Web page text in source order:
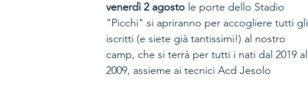
venerdì 2 agosto le porte dello Stadio
"Picchi" si apriranno per accogliere tutti gli
iscritti (e siete già tantissimi!) al nostro
camp, che si terrà per tutti i nati dal 2019 al
2009, assieme ai tecnici Acd Jesolo